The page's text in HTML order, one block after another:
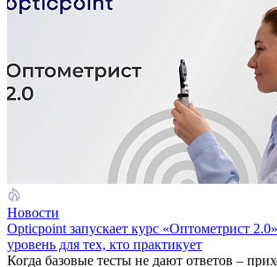
Новости
Opticpoint запускает курс «Оптометрист
уровень для тех, кто практикует
Когда базовые тесты не дают ответов –